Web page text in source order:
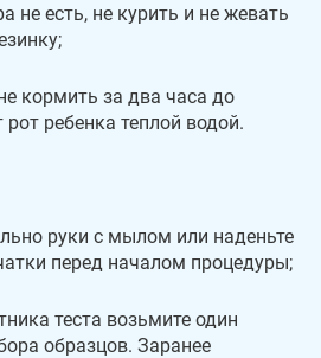
не есть, не курить и не жевать
кормить за два часа до
ребенка теплой водой.
руки с мылом или наденьте
перед началом процедуры;
теста возьмите один
образцов. Заранее